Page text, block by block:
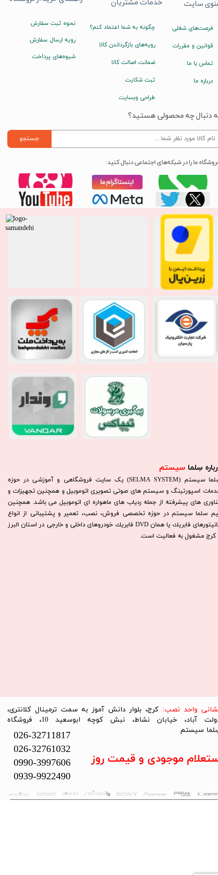
سِلما سیستم​​​​​​​
سِلما سيستم (SELMA SYSTEM) یک سایت فروشگاهی و آموزشی در حوزه
اسپورتینگ و سیستم های صوتی تصویری اتوموبیل و همچنین تجهیزات و
های پیشرفته از جمله ردیاب های ماهواره ای اتوموبیل می باشد. همچنين
سلما سيستم در حوزه تخصصی فروش، نصب، تعمير و پشتيبانی از انواع
مانيتورهای فابريك يا همان DVD فابريك خودروهای داخلی و خارجی در استان البرز
كرج مشغول به فعاليت است.​​​​​​​
نحوه ثبت سفارش
رویه ارسال سفارش
شیوه‌های پرداخت
خدمات مشتریان
چگونه به شما اعتماد کنم؟
رویه‌های بازگرداندن کالا
ضمانت اصالت کالا
ثبت شکایت
طراحی وبسایت
سایت
فرصت‌های شغلی
قوانین و مقررات
تماس با ما
درباره ما
دنبال چه محصولی هستید؟
جستجو
ما را در شبکه‌های اجتماعی دنبال کنید:
تمام حقوق این سایت متعلق به فروشگاه سلما سیستم می‌باشد.
واحد نصب: کرج، بلوار دانش آموز به سمت ترمینال کلانتری،
دولت آباد، خیابان نشاط، نبش کوچه ابوسعید 10، فروشگاه
سیستم​​​​​​​
026-32711817
026-32761032
0990-3997606
0939-9922490
موجودی و قیمت روز